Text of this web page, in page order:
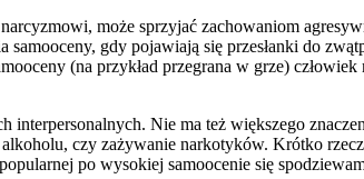
może sprzyjać zachowaniom
gdy pojawiają się przesłanki do
(na przykład przegrana w grze)
Nie ma też większego
czy zażywanie narkotyków. Krótko
po wysokiej samoocenie się